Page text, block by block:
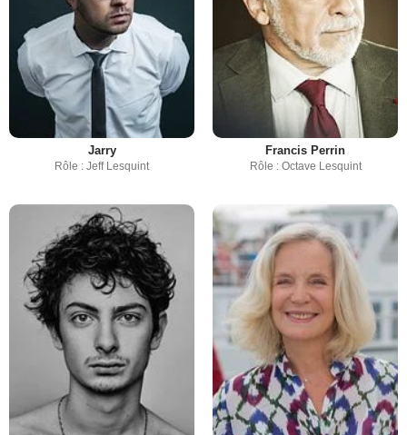
Jarry
Rôle : Jeff Lesquint
Francis Perrin
Rôle : Octave Lesquint